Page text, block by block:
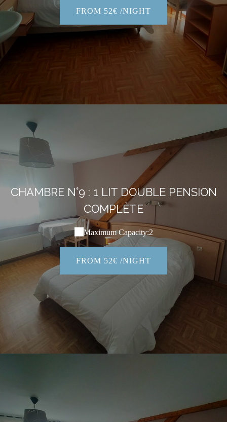
FROM 52€ /NIGHT
CHAMBRE N°9 : 1 LIT DOUBLE PENSION
COMPLÈTE
Maximum Capacity:2
FROM 52€ /NIGHT